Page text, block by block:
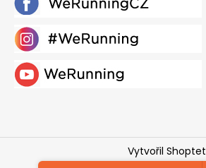
Vytvořil Shoptet